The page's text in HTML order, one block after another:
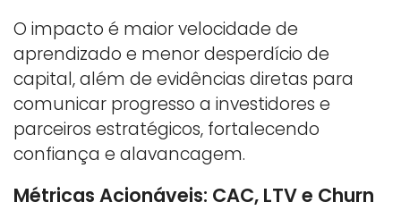
O impacto é maior velocidade de
aprendizado e menor desperdício de
capital, além de evidências diretas para
comunicar progresso a investidores e
parceiros estratégicos, fortalecendo
confiança e alavancagem.
Métricas Acionáveis: CAC, LTV e Churn